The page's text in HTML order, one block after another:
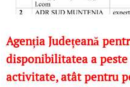
Agenția Județeană
disponibilitatea a
activitate, atât pentru